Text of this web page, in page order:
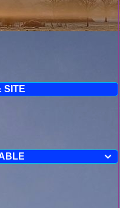
SITE
